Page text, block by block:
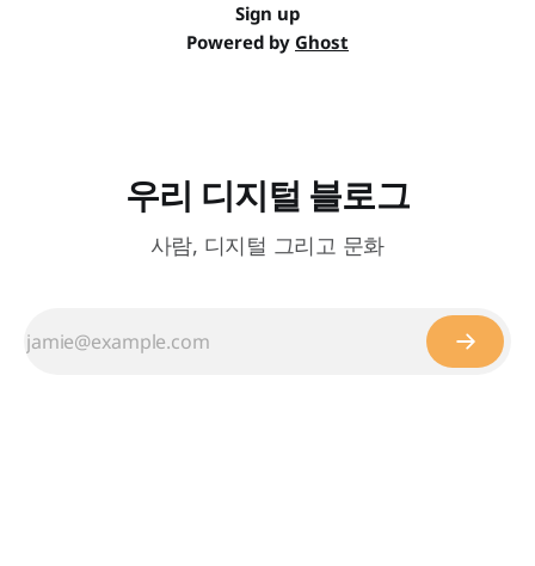
Sign up
Powered by Ghost
우리 디지털 블로그
사람, 디지털 그리고 문화